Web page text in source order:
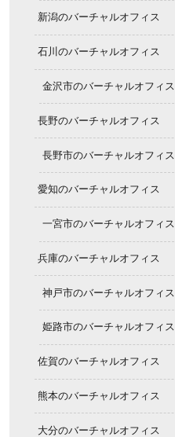
新潟のバーチャルオフィス
石川のバーチャルオフィス
金沢市のバーチャルオフィス
長野のバーチャルオフィス
長野市のバーチャルオフィス
愛知のバーチャルオフィス
一宮市のバーチャルオフィス
兵庫のバーチャルオフィス
神戸市のバーチャルオフィス
姫路市のバーチャルオフィス
佐賀のバーチャルオフィス
熊本のバーチャルオフィス
大分のバーチャルオフィス